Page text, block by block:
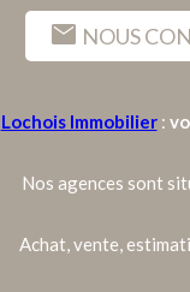
mail NOUS
Lochois Immobilier:
Nos agences sont
Achat, vente,